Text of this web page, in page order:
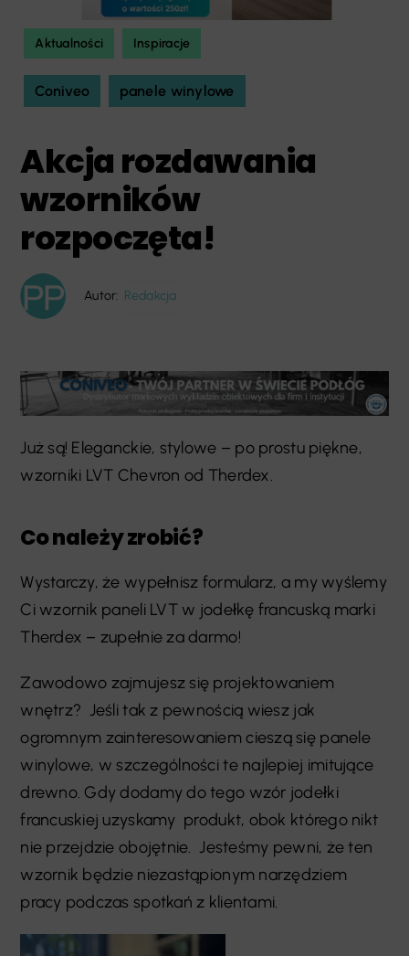
Aktualności Inspiracje
Coniveo panele winylowe
Akcja rozdawania
wzorników
rozpoczęta!
Autor: Redakcja
Już są! Eleganckie, stylowe – po prostu piękne,
wzorniki LVT Chevron od Therdex.
Co należy zrobić?
Wystarczy, że wypełnisz formularz, a my wyślemy
Ci wzornik paneli LVT w jodełkę francuską marki
Therdex – zupełnie za darmo!
Zawodowo zajmujesz się projektowaniem
wnętrz? Jeśli tak z pewnością wiesz jak
ogromnym zainteresowaniem cieszą się panele
winylowe, w szczególności te najlepiej imitujące
drewno. Gdy dodamy do tego wzór jodełki
francuskiej uzyskamy produkt, obok którego nikt
nie przejdzie obojętnie. Jesteśmy pewni, że ten
wzornik będzie niezastąpionym narzędziem
pracy podczas spotkań z klientami.